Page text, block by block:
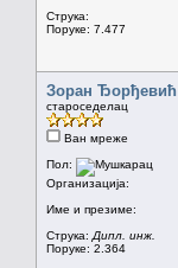
Струка:
Поруке: 7.477
Зоран Ђорђевић
староседелац
Ван мреже
Пол:
Организација:
Име и презиме:
Струка: Дипл. инж.
Поруке: 2.364